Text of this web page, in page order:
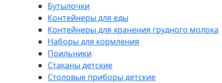
Бутылочки
Контейнеры для еды
Контейнеры для хранения грудного молока
Наборы для кормления
Поильники
Стаканы детские
Столовые приборы детские